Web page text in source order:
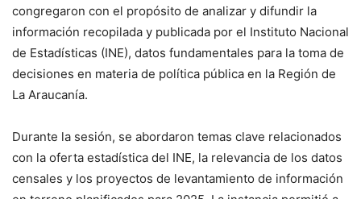
congregaron con el propósito de analizar y difundir la
información recopilada y publicada por el Instituto Nacional
de Estadísticas (INE), datos fundamentales para la toma de
decisiones en materia de política pública en la Región de
La Araucanía.
Durante la sesión, se abordaron temas clave relacionados
con la oferta estadística del INE, la relevancia de los datos
censales y los proyectos de levantamiento de información